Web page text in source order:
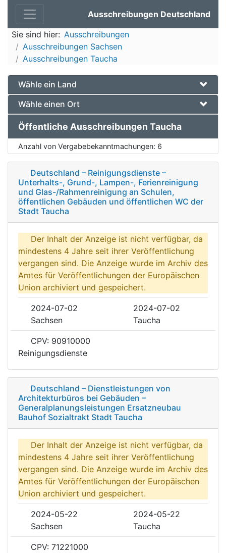
Ausschreibungen Deutschland
Sie sind hier: Ausschreibungen
Ausschreibungen Sachsen
Ausschreibungen Taucha
Wähle ein Land
Wähle einen Ort
Öffentliche Ausschreibungen Taucha
Anzahl von Vergabebekanntmachungen: 6
Deutschland – Reinigungsdienste –
Unterhalts-, Grund-, Lampen-, Ferienreinigung
und Glas-/Rahmenreinigung an Schulen,
öffentlichen Gebäuden und öffentlichen WC der
Stadt Taucha
Der Inhalt der Anzeige ist nicht verfügbar, da
mindestens 4 Jahre seit ihrer Veröffentlichung
vergangen sind. Die Anzeige wurde im Archiv des
Amtes für Veröffentlichungen der Europäischen
Union archiviert und gespeichert.
2024-07-02
2024-07-02
Sachsen
Taucha
CPV: 90910000
Reinigungsdienste
Deutschland – Dienstleistungen von
Architekturbüros bei Gebäuden –
Generalplanungsleistungen Ersatzneubau
Bauhof Sozialtrakt Stadt Taucha
Der Inhalt der Anzeige ist nicht verfügbar, da
mindestens 4 Jahre seit ihrer Veröffentlichung
vergangen sind. Die Anzeige wurde im Archiv des
Amtes für Veröffentlichungen der Europäischen
Union archiviert und gespeichert.
2024-05-22
2024-05-22
Sachsen
Taucha
CPV: 71221000